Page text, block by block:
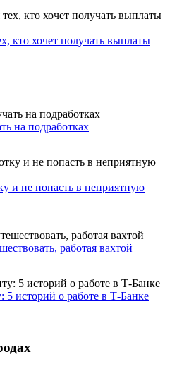
кто хочет получать выплаты
на подработках
и не попасть в неприятную
работая вахтой
историй о работе в Т-Банке